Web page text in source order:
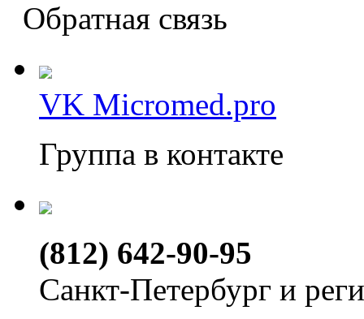
Обратная связь
VK Micromed.pro
Группа в контакте
(812) 642-90-95
Санкт-Петербург и